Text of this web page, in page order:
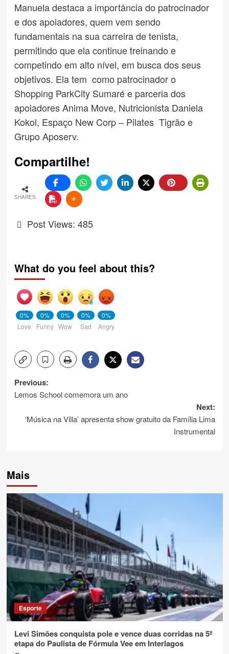
Manuela destaca a importância do patrocinador
e dos apoiadores, quem vem sendo
fundamentais na sua carreira de tenista,
permitindo que ela continue treinando e
competindo em alto nível, em busca dos seus
objetivos. Ela tem como patrocinador o
Shopping ParkCity Sumaré e parceria dos
apoiadores Anima Move, Nutricionista Daniela
Kokol, Espaço New Corp – Pilates Tigrão e
Grupo Aposerv.
Compartilhe!
SHARES
Post Views: 485
What do you feel about this?
0%
Love
0%
Funny
0%
Wow
0%
Sad
0%
Angry
Post
Previous:
Lemos School comemora um ano
Next:
‘Música na Villa’ apresenta show gratuito da Família Lima
Instrumental
Mais
Esporte
Levi Simões conquista pole e vence duas corridas na 5ª
etapa do Paulista de Fórmula Vee em Interlagos